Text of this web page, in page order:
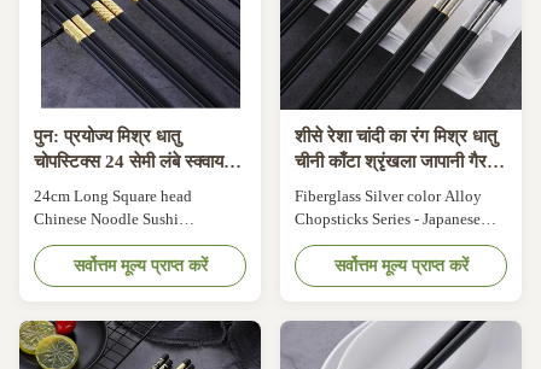
पुन: प्रयोज्य मिश्र धातु
चोपस्टिक्स 24 सेमी लंबे स्क्वायर
हेड चीनी नूडल सुशी चोपस्टिक्स
24cm Long Square head
Chinese Noodle Sushi
Chopsticks Reusable Alloy
Chopsticks Product Description
The BENEFIT of using
medical research, Using
chopsticks can make over 30
सर्वोत्तम मूल्य प्राप्त करें
शीसे रेशा चांदी का रंग मिश्र धातु
चीनी काँटा श्रृंखला जापानी गैर
पर्ची परिवार का उपयोग करें
Fiberglass Silver color Alloy
Chopsticks Series - Japanese
Non-Slip Luxury Reusable
Chopsticks Family Use Product
Description Description:
Polymer & Glass Fiber) Heat
resistant : Up to 220 degree C
सर्वोत्तम मूल्य प्राप्त करें